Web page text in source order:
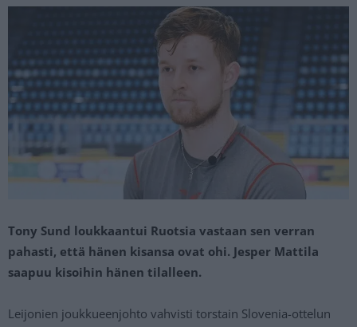
Tony Sund loukkaantui Ruotsia vastaan sen verran
pahasti, että hänen kisansa ovat ohi. Jesper Mattila
saapuu kisoihin hänen tilalleen.
Leijonien joukkueenjohto vahvisti torstain Slovenia-ottelun